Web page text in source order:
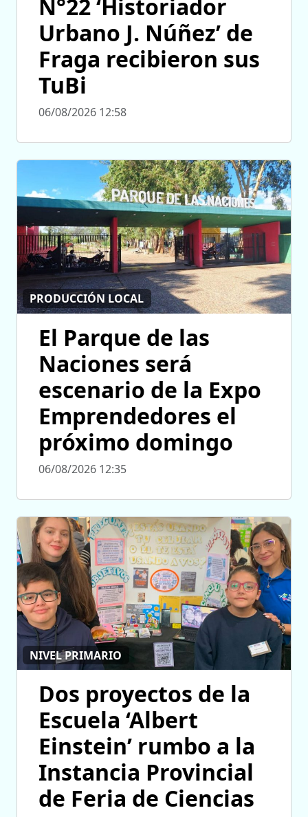
N°22 ‘Historiador
Urbano J. Núñez’ de
Fraga recibieron sus
TuBi
06/08/2026 12:58
PRODUCCIÓN LOCAL
El Parque de las
Naciones será
escenario de la Expo
Emprendedores el
próximo domingo
06/08/2026 12:35
NIVEL PRIMARIO
Dos proyectos de la
Escuela ‘Albert
Einstein’ rumbo a la
Instancia Provincial
de Feria de Ciencias